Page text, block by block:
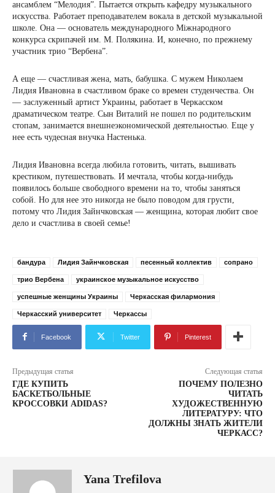
ансамблем “Мелодия”. Пытается открыть кафедру музыкального
искусства. Работает преподавателем вокала в детской музыкальной
школе. Она — основатель международного Міжнародного
конкурса скрипачей им. М. Полякина. И, конечно, по прежнему
участник трио “Вербена”.
А еще — счастливая жена, мать, бабушка. С мужем Николаем
Лидия Ивановна в счастливом браке со времен студенчества. Он
— заслуженный артист Украины, работает в Черкасском
драматическом театре. Сын Виталий не пошел по родительским
стопам, занимается внешнеэкономической деятельностью. Еще у
нее есть чудесная внучка Настенька.
Лидия Ивановна всегда любила готовить, читать, вышивать
крестиком, путешествовать. И мечтала, чтобы когда-нибудь
появилось больше свободного времени на то, чтобы заняться
собой. Но для нее это никогда не было поводом для грусти,
потому что Лидия Зайнчковская — женщина, которая любит свое
дело и счастлива в своей семье!
бандура Лидия Зайнчковская песенный коллектив сопрано
трио Вербена украинское музыкальное искусство
успешные женщины Украины Черкасская филармония
Черкасский университет Черкассы
Facebook Twitter Pinterest
Предыдущая статья
ГДЕ КУПИТЬ
БАСКЕТБОЛЬНЫЕ
КРОССОВКИ ADIDAS?
Следующая статья
ПОЧЕМУ ПОЛЕЗНО
ЧИТАТЬ
ХУДОЖЕСТВЕННУЮ
ЛИТЕРАТУРУ: ЧТО
ДОЛЖНЫ ЗНАТЬ ЖИТЕЛИ
ЧЕРКАСС?
Yana Trefilova